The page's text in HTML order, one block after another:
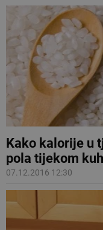
Kako kalorije u
pola tijekom
07.12.2016 12:30